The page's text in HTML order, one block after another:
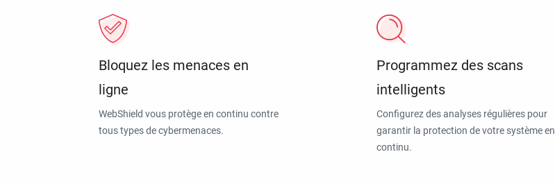
Bloquez les menaces en
ligne
WebShield vous protège en continu contre
tous types de cybermenaces.
Programmez des scans
intelligents
Configurez des analyses régulières pour
garantir la protection de votre système en
continu.